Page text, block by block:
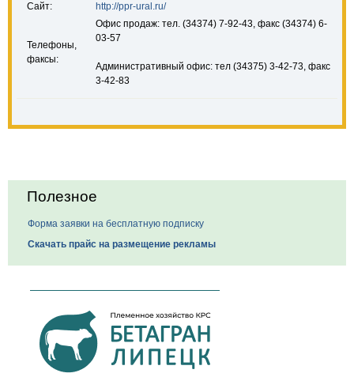
Сайт:
http://ppr-ural.ru/
Телефоны,
факсы:
Офис продаж: тел. (34374) 7-92-43, факс (34374) 6-
03-57
Административный офис: тел (34375) 3-42-73, факс
3-42-83
Полезное
Форма заявки на бесплатную подписку
Скачать прайс на размещение рекламы